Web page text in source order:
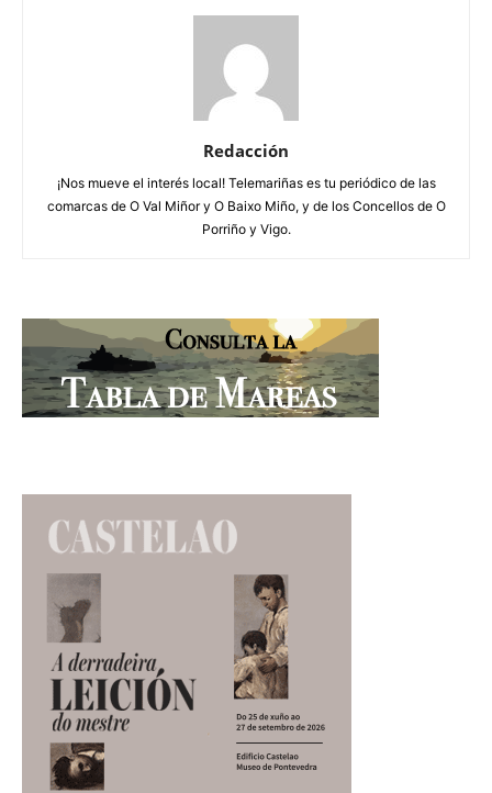
Redacción
¡Nos mueve el interés local! Telemariñas es tu periódico de las
comarcas de O Val Miñor y O Baixo Miño, y de los Concellos de O
Porriño y Vigo.